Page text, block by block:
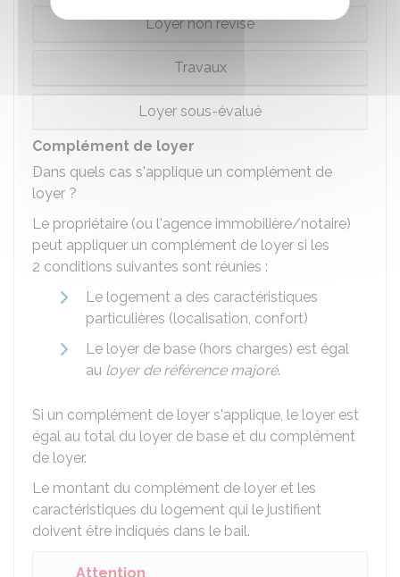
Loyer non révisé
Travaux
Loyer sous-évalué
Complément de loyer
Dans quels cas s'applique un complément de
loyer ?
Le propriétaire (ou l'agence immobilière/notaire)
peut appliquer un complément de loyer si les
2 conditions suivantes sont réunies :
Le logement a des caractéristiques
particulières (localisation, confort)
Le loyer de base (hors charges) est égal
au loyer de référence majoré.
Si un complément de loyer s'applique, le loyer est
égal au total du loyer de base et du complément
de loyer.
Le montant du complément de loyer et les
caractéristiques du logement qui le justifient
doivent être indiqués dans le bail.
Attention